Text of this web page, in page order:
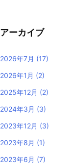
アーカイブ
2026年7月 (17)
2026年1月 (2)
2025年12月 (2)
2024年3月 (3)
2023年12月 (3)
2023年8月 (1)
2023年6月 (7)